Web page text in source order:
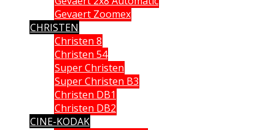
Gevaert Zoomex
CHRISTEN
Christen 8
Christen 54
Super Christen
Super Christen B3
Christen DB1
Christen DB2
CINE-KODAK